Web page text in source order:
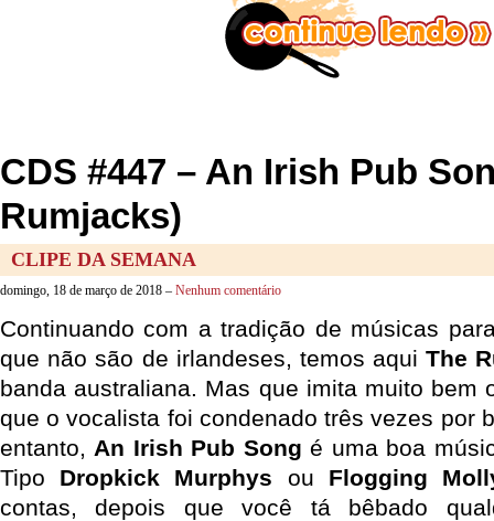
CDS #447 – An Irish Pub
Rumjacks)
CLIPE DA SEMANA
domingo, 18 de março de 2018 – Nenhum comentário
Continuando com a tradição de músicas
que não são de irlandeses, temos aquiThe
banda australiana. Mas que imita muito bem
que o vocalista foi condenado três vezes por
entanto, An Irish Pub Song é uma boa
Tipo Dropkick Murphys ou Flogging
contas, depois que você tá bêbado